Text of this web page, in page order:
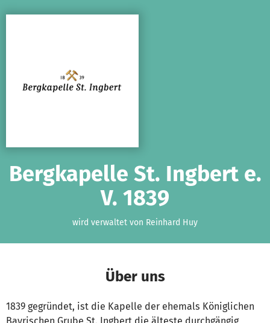
Bergkapelle St. Ingbert e.
V. 1839
wird verwaltet von Reinhard Huy
Über uns
1839 gegründet, ist die Kapelle der ehemals Königlichen